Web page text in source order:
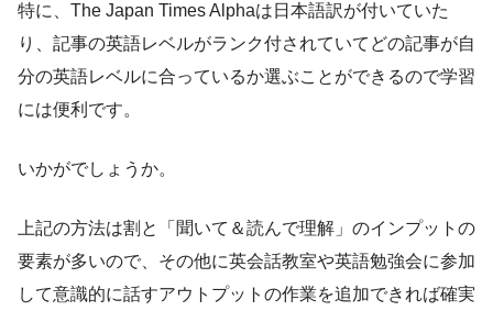
特に、The Japan Times Alphaは日本語訳が付いていた
り、記事の英語レベルがランク付されていてどの記事が自
分の英語レベルに合っているか選ぶことができるので学習
には便利です。
いかがでしょうか。
上記の方法は割と「聞いて＆読んで理解」のインプットの
要素が多いので、その他に英会話教室や英語勉強会に参加
して意識的に話すアウトプットの作業を追加できれば確実